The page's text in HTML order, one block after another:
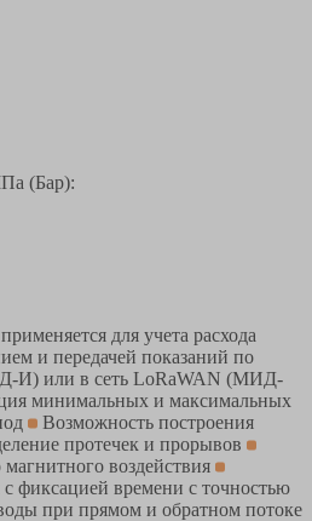
(Бар):
для учета расхода
и передачей показаний по
И) или в сеть LoRaWAN (МИД-
минимальных и максимальных
Возможность построения
протечек и прорывов
воздействия
фиксацией времени с точностью
при прямом и обратном потоке